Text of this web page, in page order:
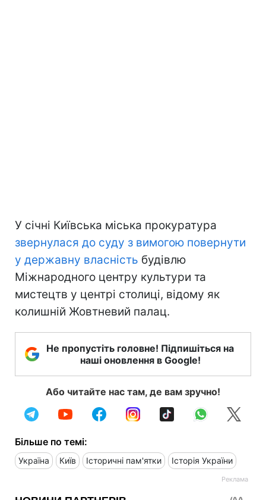
У січні Київська міська прокуратура
звернулася до суду з вимогою повернути
у державну власність будівлю
Міжнародного центру культури та
мистецтв у центрі столиці, відому як
колишній Жовтневий палац.
Не пропустіть головне! Підпишіться на
наші оновлення в Google!
Або читайте нас там, де вам зручно!
Більше по темі:
Україна Київ Історичні пам'ятки Історія України